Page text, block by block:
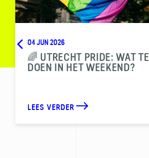
04 JUN 2026
🌈 UTRECHT PRIDE: WAT TE
DOEN IN HET WEEKEND?
LEES VERDER